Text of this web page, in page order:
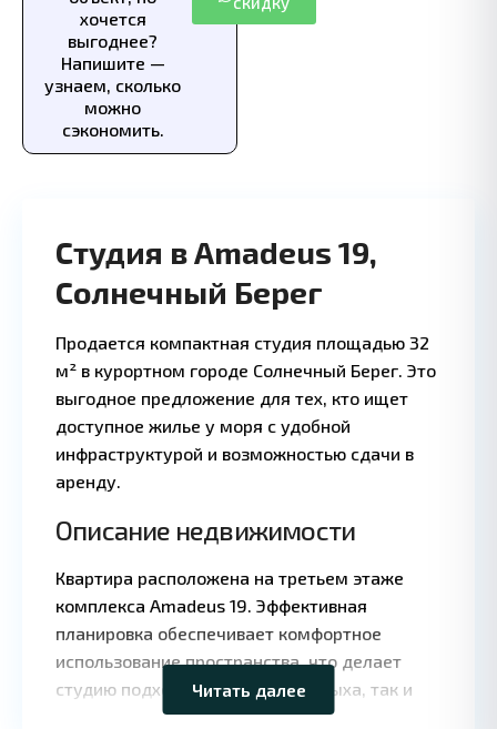
хочется
выгоднее?
Напишите —
узнаем, сколько
можно
сэкономить.
Студия в Amadeus 19,
Солнечный Берег
Продается компактная студия площадью 32
м² в курортном городе Солнечный Берег. Это
выгодное предложение для тех, кто ищет
доступное жилье у моря с удобной
инфраструктурой и возможностью сдачи в
аренду.
Описание недвижимости
Квартира расположена на третьем этаже
комплекса Amadeus 19. Эффективная
планировка обеспечивает комфортное
использование пространства, что делает
студию подходящей как для отдыха, так и
для постоянного проживания.
Читать далее